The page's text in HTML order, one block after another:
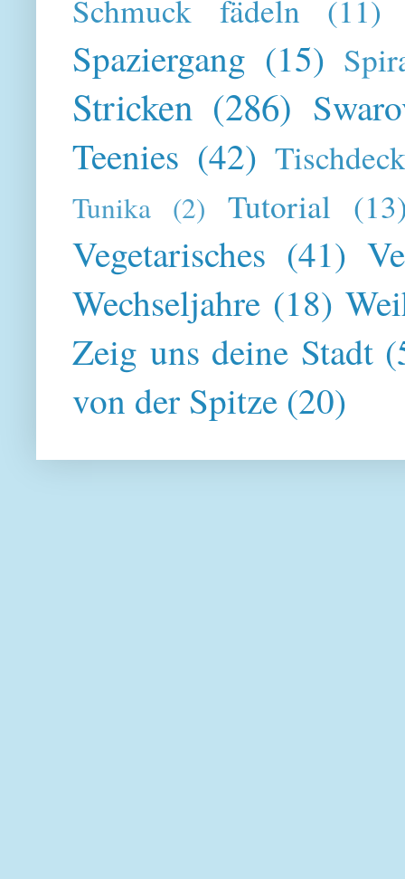
Schmuck fädeln (11)
Spaziergang (15)
Stricken (286)
Teenies (42)
Tunika (2) Tutorial
Vegetarisches (41)
Wechseljahre (18)
Zeig uns deine Stadt
von der Spitze (20)